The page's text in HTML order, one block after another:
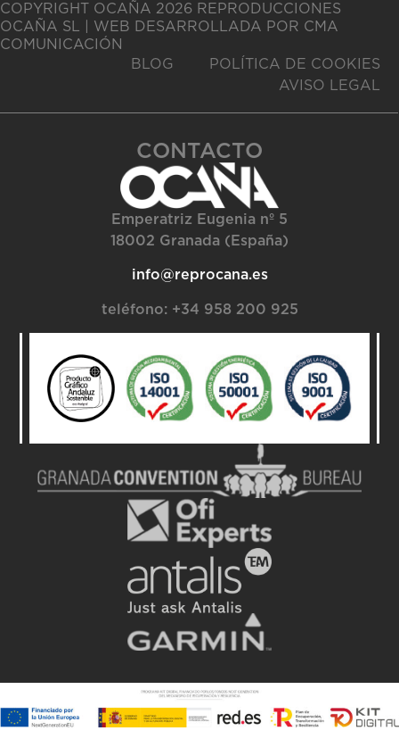
COPYRIGHT OCAÑA 2026 REPRODUCCIONES
OCAÑA SL | WEB DESARROLLADA POR CMA
COMUNICACIÓN
BLOG
POLÍTICA DE COOKIES
AVISO LEGAL
CONTACTO
Emperatriz Eugenia nº 5
18002 Granada (España)
info@reprocana.es
teléfono: +34 958 200 925